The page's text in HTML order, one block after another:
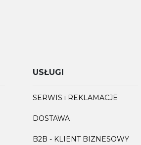
USŁUGI
SERWIS i REKLAMACJE
DOSTAWA
B2B - KLIENT BIZNESOWY